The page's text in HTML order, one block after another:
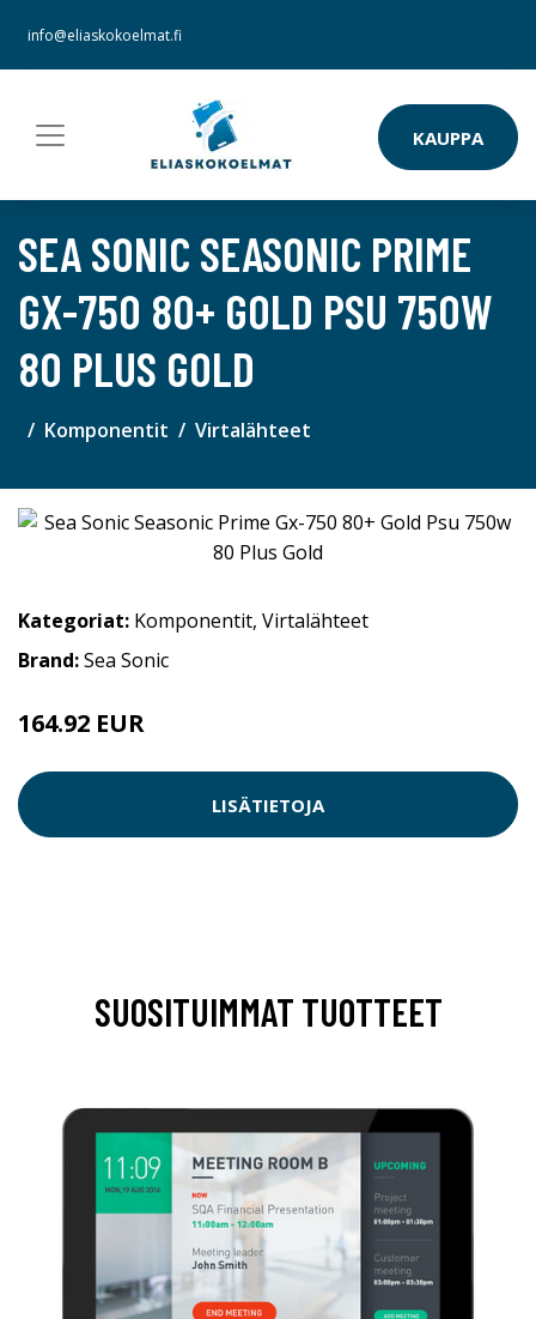
info@eliaskokoelmat.fi
KAUPPA
SEA SONIC SEASONIC PRIME
GX-750 80+ GOLD PSU 750W
80 PLUS GOLD
Komponentit Virtalähteet
Kategoriat: Komponentit, Virtalähteet
Brand:Sea Sonic
164.92 EUR
LISÄTIETOJA
SUOSITUIMMAT TUOTTEET